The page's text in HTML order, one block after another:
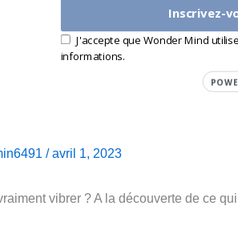
Inscrivez-
J'accepte que Wonder Mind
informations.
/avril 1, 2023
vibrer ? A la découverte de ce